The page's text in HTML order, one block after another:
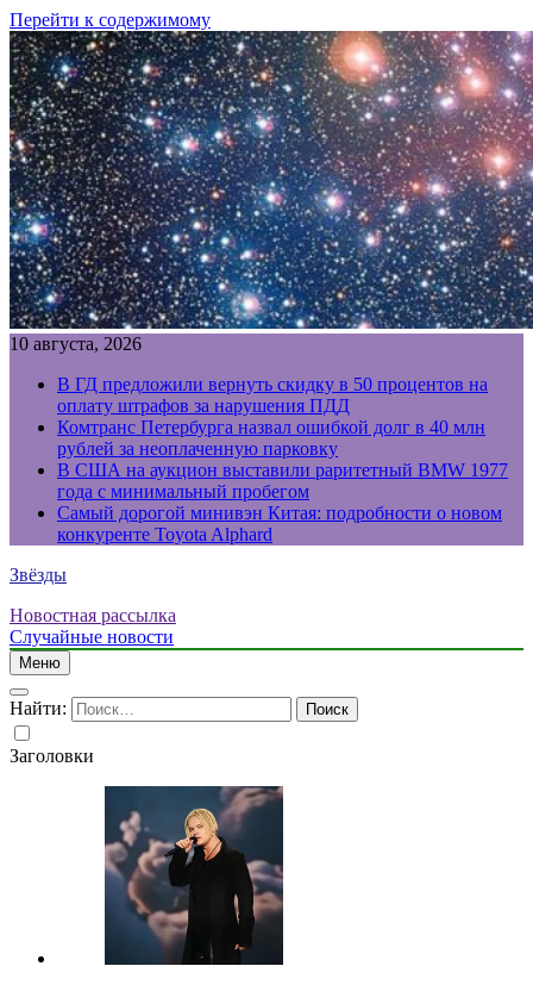
Перейти к содержимому
10 августа, 2026
В ГД предложили вернуть скидку в 50 процентов на
оплату штрафов за нарушения ПДД
Комтранс Петербурга назвал ошибкой долг в 40 млн
рублей за неоплаченную парковку
В США на аукцион выставили раритетный BMW 1977
года с минимальный пробегом
Самый дорогой минивэн Китая: подробности о новом
конкуренте Toyota Alphard
Звёзды
Новостная рассылка
Случайные новости
Меню
Найти:
Заголовки